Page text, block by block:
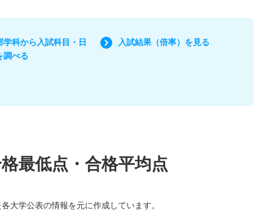
学科から入試科目・日
調べる
入試結果（倍率）を見る
最低点・合格平均点
大学公表の情報を元に作成しています。